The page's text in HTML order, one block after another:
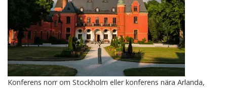
Konferens norr om Stockholm eller konferens nära Arlanda,